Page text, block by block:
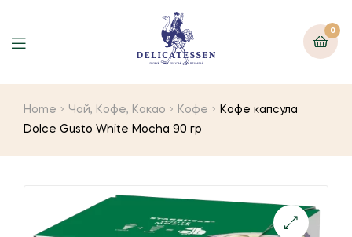
0
Home Чай, Кофе, Какао Кофе
Кофе капсула
Dolce Gusto White Mocha 90 гр